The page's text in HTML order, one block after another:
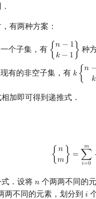
有两种方案：
个子集，有 { 𝑛 − 1
𝑘 − 1 }
{n − 1 种
有的非空子集，有 𝑘 { 𝑛
𝑘
k n k
加即可得到递推式．
{ 𝑛
𝑚 } =
𝑚
∑
𝑖=0
m}= ∑i m(−1
．设将 𝑛
n 个两两不同的
两不同的元素，划分到𝑖
i